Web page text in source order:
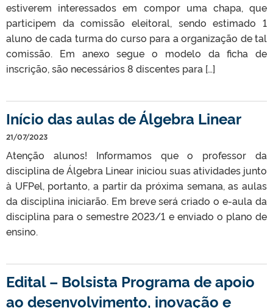
estiverem interessados em compor uma chapa, que
participem da comissão eleitoral, sendo estimado 1
aluno de cada turma do curso para a organização de tal
comissão. Em anexo segue o modelo da ficha de
inscrição, são necessários 8 discentes para […]
Início das aulas de Álgebra Linear
21/07/2023
Atenção alunos! Informamos que o professor da
disciplina de Álgebra Linear iniciou suas atividades junto
à UFPel, portanto, a partir da próxima semana, as aulas
da disciplina iniciarão. Em breve será criado o e-aula da
disciplina para o semestre 2023/1 e enviado o plano de
ensino.
Edital – Bolsista Programa de apoio
ao desenvolvimento, inovação e